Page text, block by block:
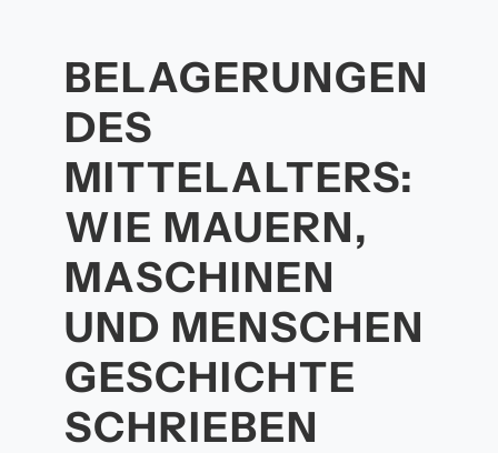
BELAGERUNGEN
DES
MITTELALTERS:
WIE MAUERN,
MASCHINEN
UND MENSCHEN
GESCHICHTE
SCHRIEBEN